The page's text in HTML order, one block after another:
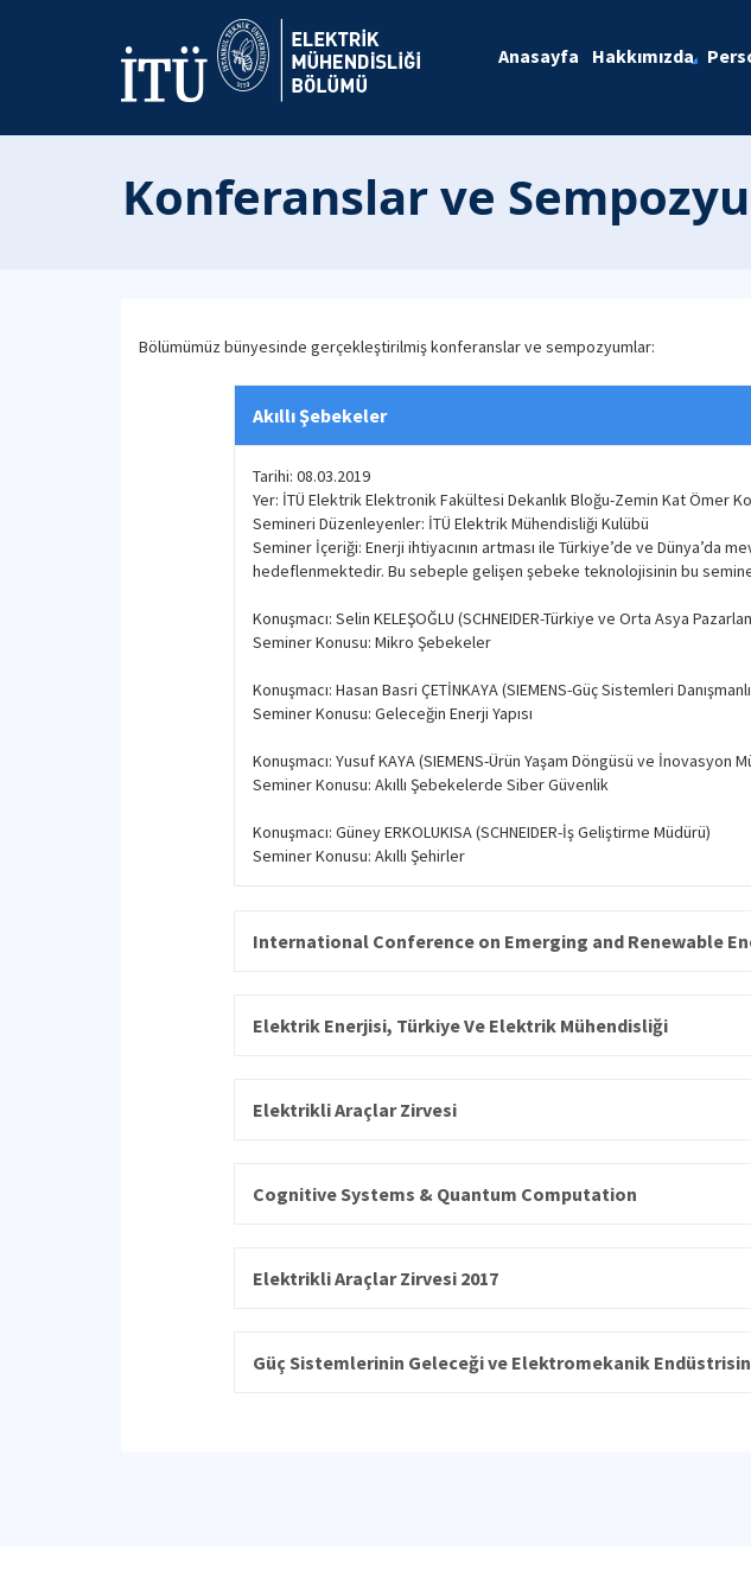
Anasayfa Hakkımızda
Konferanslar ve
Bölümümüz bünyesinde gerçekleştirilmiş konferanslar ve sempozyumlar:
Akıllı Şebekeler
Tarihi: 08.03.2019
Yer: İTÜ Elektrik Elektronik Fakültesi Dekanlık Bloğu-Zemin Kat Ömer
Semineri Düzenleyenler: İTÜ Elektrik Mühendisliği Kulübü
Seminer İçeriği: Enerji ihtiyacının artması ile Türkiye’de ve
hedeflenmektedir. Bu sebeple gelişen şebeke teknolojisinin bu
Konuşmacı: Selin KELEŞOĞLU (SCHNEIDER-Türkiye ve Orta Asya
Seminer Konusu: Mikro Şebekeler
Konuşmacı: Hasan Basri ÇETİNKAYA (SIEMENS-Güç Sistemleri
Seminer Konusu: Geleceğin Enerji Yapısı
Konuşmacı: Yusuf KAYA (SIEMENS-Ürün Yaşam Döngüsü ve İnovasyon
Seminer Konusu: Akıllı Şebekelerde Siber Güvenlik
Konuşmacı: Güney ERKOLUKISA (SCHNEIDER-İş Geliştirme Müdürü)
Seminer Konusu: Akıllı Şehirler
International Conference on Emerging and Renewable
Elektrik Enerjisi, Türkiye Ve Elektrik Mühendisliği
Elektrikli Araçlar Zirvesi
Cognitive Systems & Quantum Computation
Elektrikli Araçlar Zirvesi 2017
Güç Sistemlerinin Geleceği ve Elektromekanik